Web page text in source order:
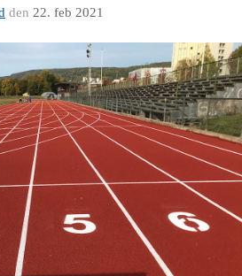
den 22. feb 2021